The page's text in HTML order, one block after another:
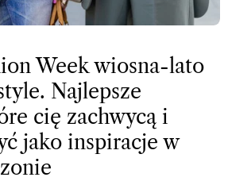
Week wiosna-lato
Najlepsze
cię zachwycą i
jako inspiracje w